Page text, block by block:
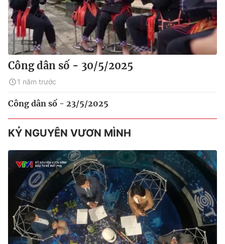
Công dân số - 30/5/2025
1 năm trước
Công dân số - 23/5/2025
KỶ NGUYÊN VƯƠN MÌNH